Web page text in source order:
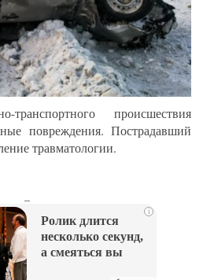
происшествия
повреждения. Пострадавший
травматологии.
i
Ролик длится
несколько секунд,
а смеяться вы